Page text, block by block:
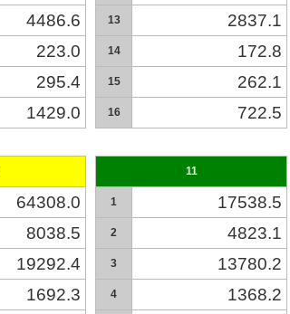
4486.6
223.0
295.4
1429.0
13 2837.1
14 172.8
15 262.1
16 722.5
64308.0
8038.5
19292.4
1692.3
11
1 17538.5
2 4823.1
3 13780.2
4 1368.2